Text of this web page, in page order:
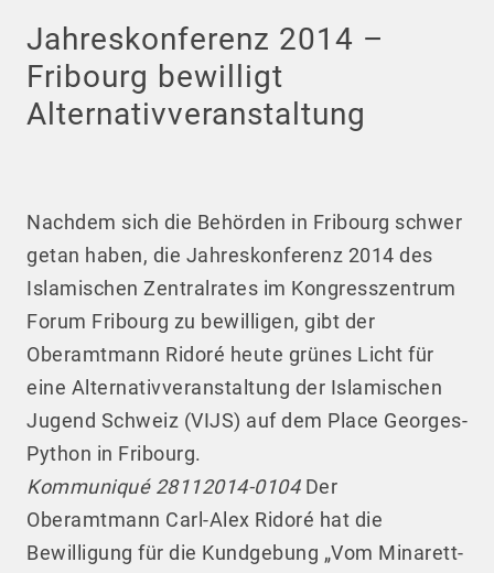
Jahreskonferenz 2014 –
Fribourg bewilligt
Alternativveranstaltung
Nachdem sich die Behörden in Fribourg schwer
getan haben, die Jahreskonferenz 2014 des
Islamischen Zentralrates im Kongresszentrum
Forum Fribourg zu bewilligen, gibt der
Oberamtmann Ridoré heute grünes Licht für
eine Alternativveranstaltung der Islamischen
Jugend Schweiz (VIJS) auf dem Place Georges-
Python in Fribourg.
Kommuniqué 28112014-0104Der
Oberamtmann Carl-Alex Ridoré hat die
Bewilligung für die Kundgebung „Vom Minarett-